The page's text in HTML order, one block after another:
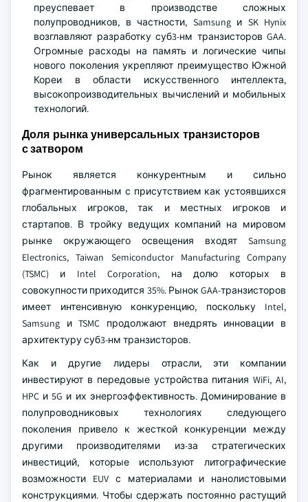
преуспевает в производстве сложных
полупроводников, в частности, Samsung и SK Hynix
возглавляют разработку суб3-нм транзисторов GAA.
Огромные расходы на память и логические чипы
нового поколения укрепляют преимущество Южной
Кореи в области искусственного интеллекта,
высокопроизводительных вычислений и мобильных
технологий.
Доля рынка универсальных транзисторов
с затвором
Рынок является конкурентным и сильно
фрагментированным с присутствием как устоявшихся
глобальных игроков, так и местных игроков и
стартапов. В тройку ведущих компаний на мировом
рынке окружающего освещения входят Samsung
Electronics, Taiwan Semiconductor Manufacturing Company
(TSMC) и Intel Corporation, на долю которых в
совокупности приходится 35%. Рынок GAA-транзисторов
имеет интенсивную конкуренцию, поскольку Intel,
Samsung и TSMC продолжают внедрять инновации в
архитектуру суб3-нм транзисторов.
Как и другие лидеры отрасли, эти компании
инвестируют в передовые устройства питания WiFi, AI,
HPC и 5G и их энергоэффективность. Доминирование в
полупроводниковых технологиях следующего
поколения привело к жесткой конкуренции между
другими производителями из-за стратегических
инвестиций, которые используют литографические
возможности EUV с материалами и нанолистовыми
конструкциями. Чтобы сдержать постоянно растущий